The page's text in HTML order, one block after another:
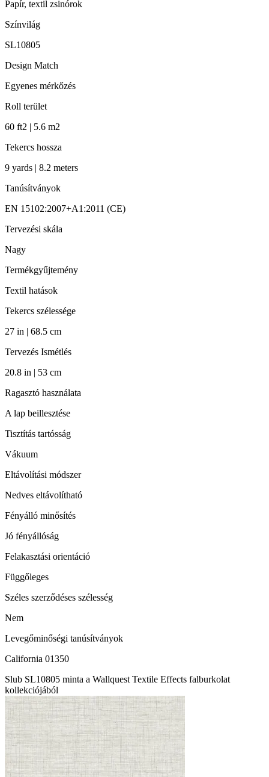
Papír, textil zsinórok
Színvilág
SL10805
Design Match
Egyenes mérkőzés
Roll terület
60 ft2 | 5.6 m2
Tekercs hossza
9 yards | 8.2 meters
Tanúsítványok
EN 15102:2007+A1:2011 (CE)
Tervezési skála
Nagy
Termékgyűjtemény
Textil hatások
Tekercs szélessége
27 in | 68.5 cm
Tervezés Ismétlés
20.8 in | 53 cm
Ragasztó használata
A lap beillesztése
Tisztítás tartósság
Vákuum
Eltávolítási módszer
Nedves eltávolítható
Fényálló minősítés
Jó fényállóság
Felakasztási orientáció
Függőleges
Széles szerződéses szélesség
Nem
Levegőminőségi tanúsítványok
California 01350
Slub SL10805 minta a Wallquest Textile Effects falburkolat
kollekciójából